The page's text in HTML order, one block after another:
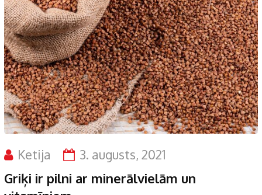
Ketija 3. augusts, 2021
Griķi ir pilni ar minerālvielām un